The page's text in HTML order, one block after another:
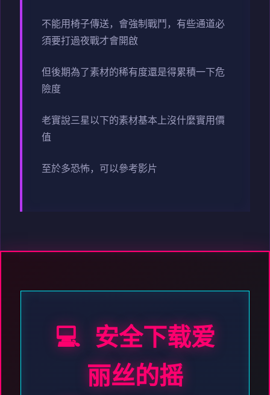
不能用椅子傳送，會強制戰鬥，有些通道必
須要打過夜戰才會開啟
但後期為了素材的稀有度還是得累積一下危
險度
老實說三星以下的素材基本上沒什麼實用價
值
至於多恐怖，可以參考影片
💻 安全下载爱
丽丝的摇